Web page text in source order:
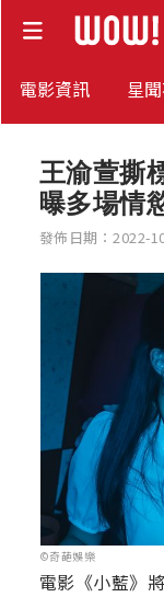
電影資訊 星
王渝萱撕
曝多場情
發佈日期：2022-
©奇葩娛樂
電影《小藍》